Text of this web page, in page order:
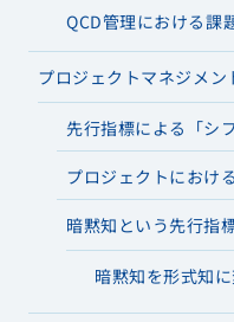
QCD管理における課
プロジェクトマネジメ
先行指標による「シ
プロジェクトにおけ
暗黙知という先行指
暗黙知を形式知